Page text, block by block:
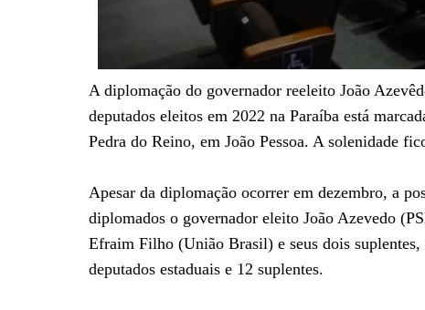
A diplomação do governador reeleito João
deputados eleitos em 2022 na Paraíba está
Pedra do Reino, em João Pessoa. A solenidade
Apesar da diplomação ocorrer em dezembro, a
diplomados o governador eleito João Azevedo
Efraim Filho (União Brasil) e seus dois suplentes,
deputados estaduais e 12 suplentes.